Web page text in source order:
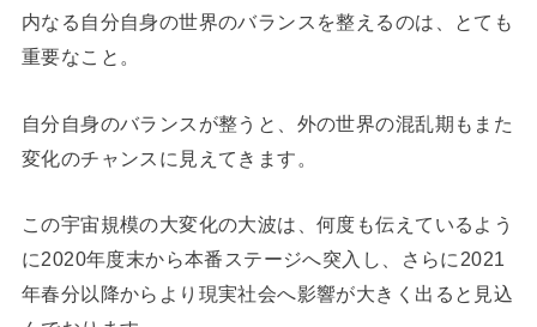
内なる自分自身の世界のバランスを整えるのは、とても
重要なこと。
自分自身のバランスが整うと、外の世界の混乱期もまた
変化のチャンスに見えてきます。
この宇宙規模の大変化の大波は、何度も伝えているよう
に2020年度末から本番ステージへ突入し、さらに2021
年春分以降からより現実社会へ影響が大きく出ると見込